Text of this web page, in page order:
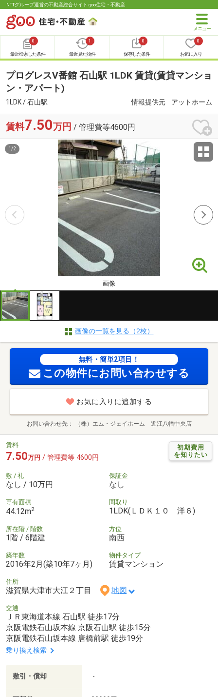
NTTグループ運営の不動産総合サイト goo住宅・不動産
0
最近検索した条件
1
最近見た物件
0
保存した条件
0
お気に入り
プログレスⅤ番館 石山駅 1LDK 賃貸(賃貸マンショ
ン・アパート)
1LDK / 石山駅 情報提供元 アットホーム
賃料7.50万円 / 管理費等4600円
画像
1 /2
画像の一覧を見る（2枚）
無料・簡単2項目！
この物件にお問い合わせする
お気に入りに追加する
お問い合わせ先 （株）エム・ジェイホーム 近江八幡中央店
初期費用
を知りたい
賃料
7.50万円 / 管理費等 4600円
敷 / 礼
なし / 10万円
保証金
なし
専有面積
44.12m2
間取り
1LDK(ＬＤＫ１０ 洋６)
所在階 / 階数
1階 / 6階建
方位
南西
築年数
2016年2月(築10年7ヶ月)
物件タイプ
賃貸マンション
住所
滋賀県大津市大江２丁目 地図
交通
ＪＲ東海道本線 石山駅 徒歩17分
京阪電鉄石山坂本線 京阪石山駅 徒歩15分
京阪電鉄石山坂本線 唐橋前駅 徒歩19分
乗り換え検索
敷引・償却 -